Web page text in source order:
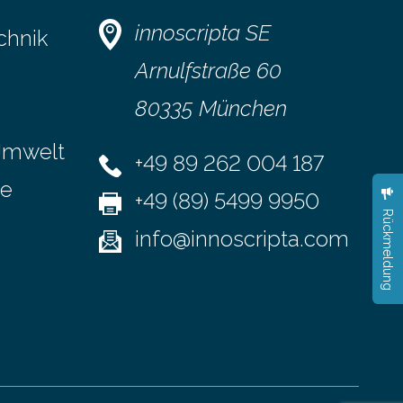
in ihrem Online-Banking eine
Multibanking-Funktion an, mit der sich
Konten bei anderen Banken…
innoscripta SE
Arnulfstraße 60
80335 München
+49 89 262 004 187
+49 (89) 5499 9950
info@innoscripta.com
Rückmeldung